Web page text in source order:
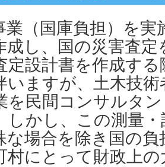
業（国庫負担）を実
成し、国の災害査
定設計書を作成す
いますが、土木技
を民間コンサルタ
しかし、この測量
な場合を除き国の
村にとって財政上